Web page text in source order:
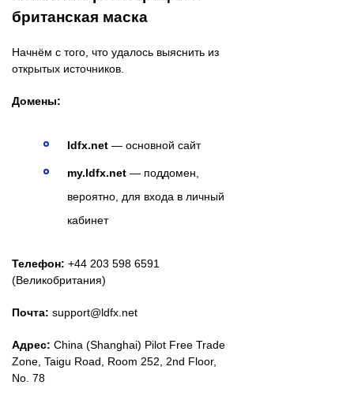
британская маска
Начнём с того, что удалось выяснить из
открытых источников.
Домены:
ldfx.net — основной сайт
my.ldfx.net — поддомен,
вероятно, для входа в личный
кабинет
Телефон: +44 203 598 6591
(Великобритания)
Почта: support@ldfx.net
Адрес: China (Shanghai) Pilot Free Trade
Zone, Taigu Road, Room 252, 2nd Floor,
No. 78